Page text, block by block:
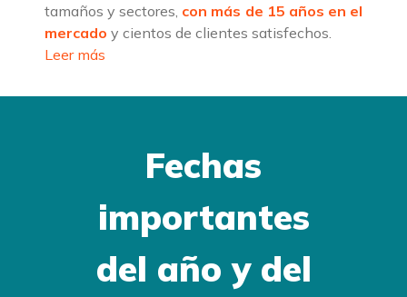
tamaños y sectores, con más de 15 años en el
mercado y cientos de clientes satisfechos.
Leer más
Fechas
importantes
del año y del